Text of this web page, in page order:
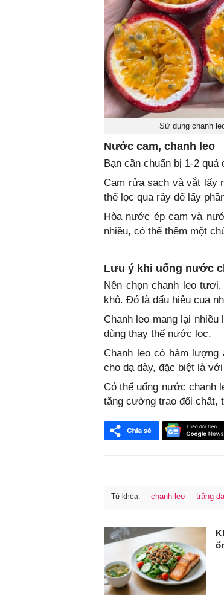
Sử dụng chanh
Nước cam, chanh leo
Bạn cần chuẩn bị 1-2 quả
Cam rửa sạch và vắt lấy
thể lọc qua rây để lấy
Hòa nước ép cam và
nhiều, có thể thêm một
Lưu ý khi uống nước
Nên chọn chanh leo
khô. Đó là dấu hiệu cua
Chanh leo mang lại
dùng thay thế nước lọc.
Chanh leo có hàm lượng
cho dạ dày, đặc biệt là
Có thể uống nước chanh
tăng cường trao đổi chất,
Từ khóa: chanh leo trắng da